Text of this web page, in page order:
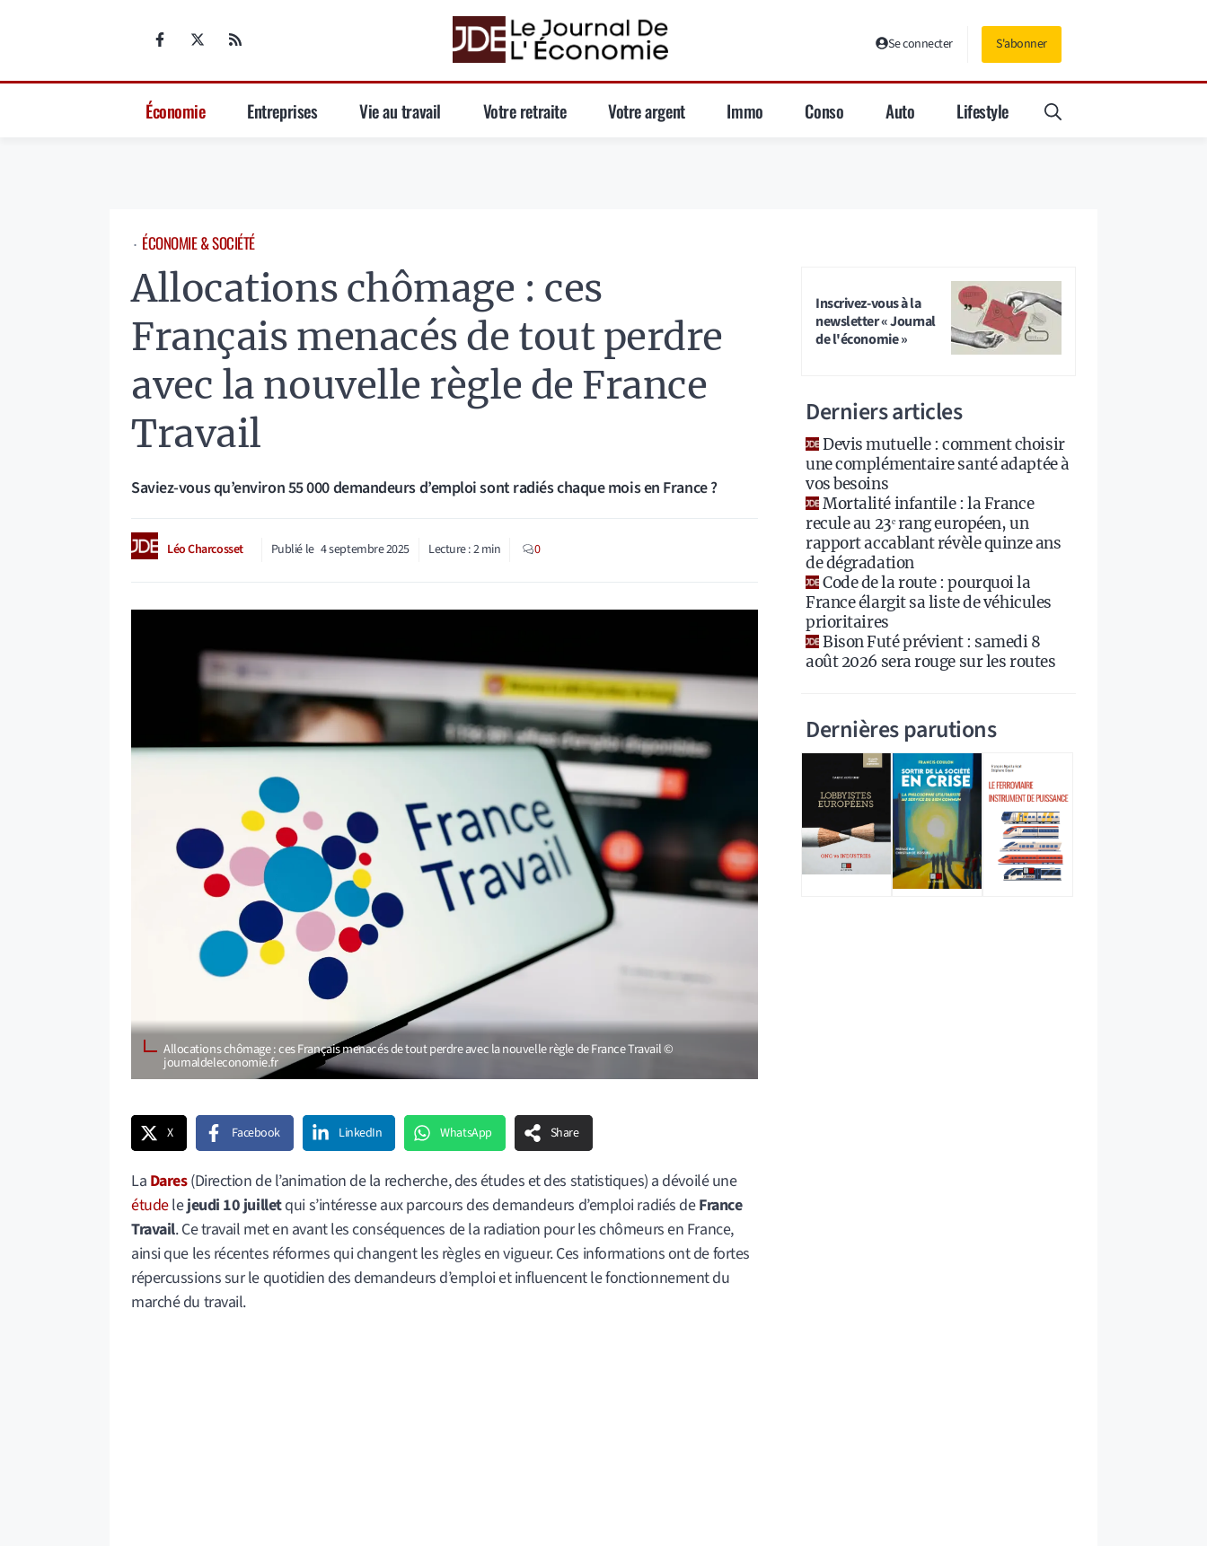
Se connecter S'abonner
Économie Entreprises Vie au travail Votre retraite Votre argent Immo Conso Auto Lifestyle
⋅ ÉCONOMIE & SOCIÉTÉ
Allocations chômage : ces
Français menacés de tout perdre
avec la nouvelle règle de France
Travail
Saviez-vous qu’environ 55 000 demandeurs d’emploi sont radiés chaque mois en France ?
Léo Charcosset Publié le 4 septembre 2025 Lecture :2min 0
Allocations chômage : ces Français menacés de tout perdre avec la nouvelle règle de France Travail ©
journaldeleconomie.fr
X Facebook LinkedIn WhatsApp Share
La Dares(Direction de l’animation de la recherche, des études et des statistiques) a dévoilé une
étudelejeudi 10 juilletqui s’intéresse aux parcours des demandeurs d’emploi radiés deFrance
Travail. Ce travail met en avant les conséquences de la radiation pour les chômeurs en France,
ainsi que les récentes réformes qui changent les règles en vigueur. Ces informations ont de fortes
répercussions sur le quotidien des demandeurs d’emploi et influencent le fonctionnement du
marché du travail.
Inscrivez-vous à la
newsletter « Journal
de l'économie »
Derniers articles
Devis mutuelle : comment choisir
une complémentaire santé adaptée à
vos besoins
Mortalité infantile : la France
recule au 23ᵉ rang européen, un
rapport accablant révèle quinze ans
de dégradation
Code de la route : pourquoi la
France élargit sa liste de véhicules
prioritaires
Bison Futé prévient : samedi 8
août 2026 sera rouge sur les routes
Dernières parutions